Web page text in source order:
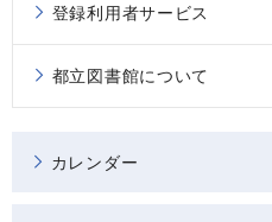
登録利用者サービス
都立図書館について
カレンダー